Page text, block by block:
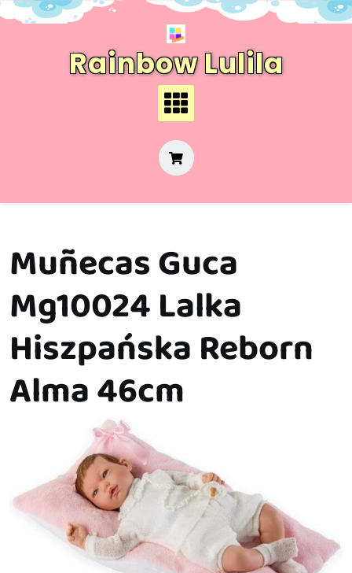
Skip
Rainbow Lulila
Muñecas Guca
Mg10024 Lalka
Hiszpańska Reborn
Alma 46cm